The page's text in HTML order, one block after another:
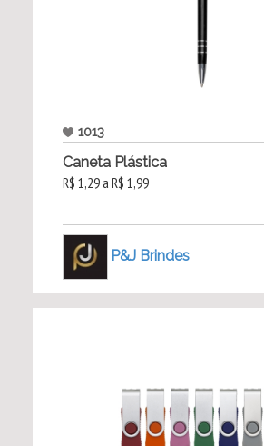
1013
Caneta Plástica
R$ 1,29 a R$ 1,99
P&J Brindes